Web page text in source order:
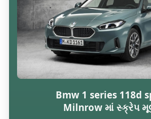
Bmw 1 series 118d
Milnrow માં સ્ક્રેપ